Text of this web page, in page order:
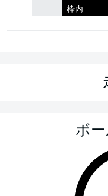
枠内
ボ